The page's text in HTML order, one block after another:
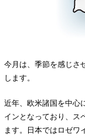
今月は、季節を感じさ
します。
近年、欧米諸国を中心
インとなっており、ス
ます。日本ではロゼワ